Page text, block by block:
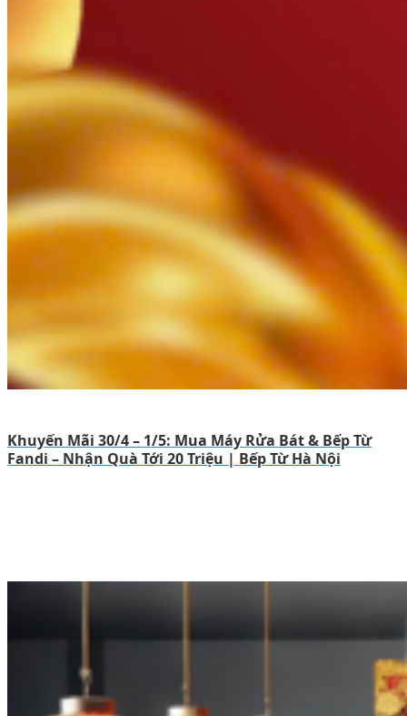
Khuyến Mãi 30/4 – 1/5: Mua Máy Rửa Bát & Bếp Từ
Fandi – Nhận Quà Tới 20 Triệu | Bếp Từ Hà Nội